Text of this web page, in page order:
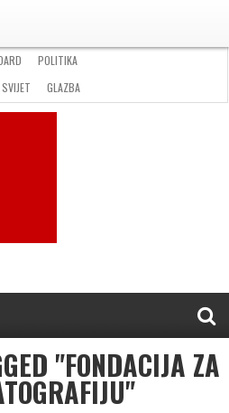
POLITIKA
SVIJET
GLAZBA
KONTAKT
"FONDACIJA ZA